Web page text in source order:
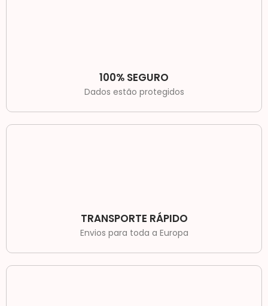
100% SEGURO
Dados estão protegidos
TRANSPORTE RÁPIDO
Envios para toda a Europa